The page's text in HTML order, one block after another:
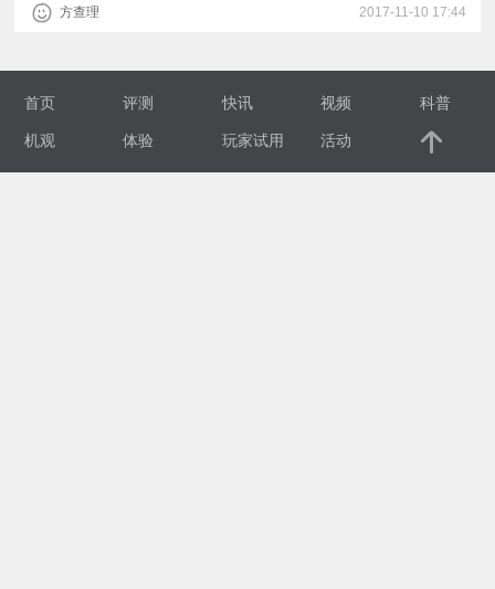
测
视
方查理 2017-11-10 17:44
首页 评测 快讯 视频 科普
机观 体验 玩家试用 活动